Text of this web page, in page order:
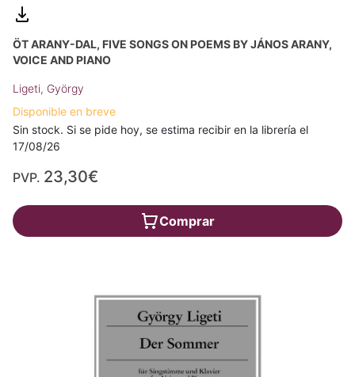
ÖT ARANY-DAL, FIVE SONGS ON POEMS BY JÁNOS ARANY,
VOICE AND PIANO
Ligeti, György
Disponible en breve
Sin stock. Si se pide hoy, se estima recibir en la librería el
17/08/26
PVP. 23,30€
Comprar